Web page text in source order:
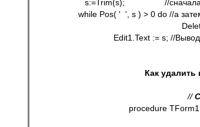
s:=Trim(s);                 //
while Pos( '  ', s ) > 0 do //а
Edit1.Text := s; //
Как удалить
//
procedure